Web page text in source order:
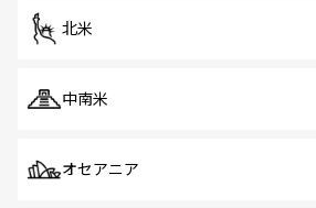
北米
中南米
オセアニア